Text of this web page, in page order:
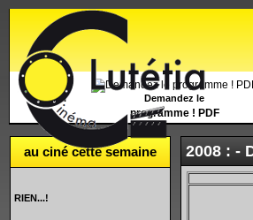
Accueil Demandez le
programme ! PDF
au ciné cette semaine
RIEN...!
2008 : -